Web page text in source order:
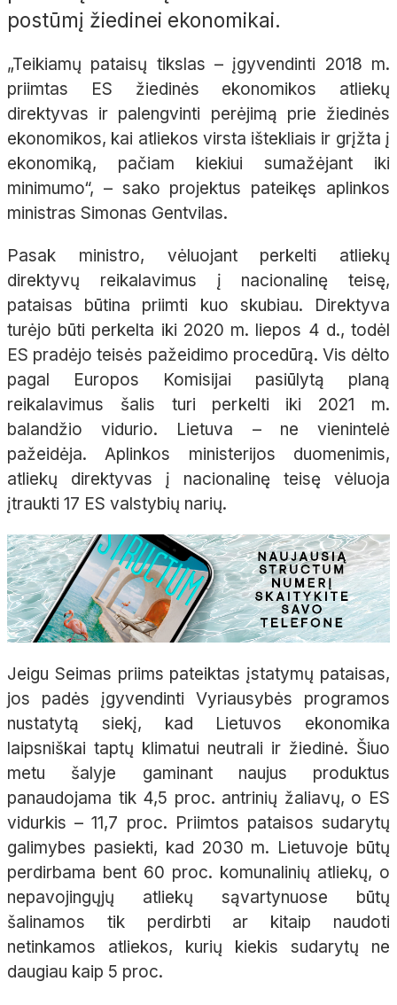
postūmį žiedinei ekonomikai.
„Teikiamų pataisų tikslas – įgyvendinti 2018 m.
priimtas ES žiedinės ekonomikos atliekų
direktyvas ir palengvinti perėjimą prie žiedinės
ekonomikos, kai atliekos virsta ištekliais ir grįžta į
ekonomiką, pačiam kiekiui sumažėjant iki
minimumo“, – sako projektus pateikęs aplinkos
ministras Simonas Gentvilas.
Pasak ministro, vėluojant perkelti atliekų
direktyvų reikalavimus į nacionalinę teisę,
pataisas būtina priimti kuo skubiau. Direktyva
turėjo būti perkelta iki 2020 m. liepos 4 d., todėl
ES pradėjo teisės pažeidimo procedūrą. Vis dėlto
pagal Europos Komisijai pasiūlytą planą
reikalavimus šalis turi perkelti iki 2021 m.
balandžio vidurio. Lietuva – ne vienintelė
pažeidėja. Aplinkos ministerijos duomenimis,
atliekų direktyvas į nacionalinę teisę vėluoja
įtraukti 17 ES valstybių narių.
Jeigu Seimas priims pateiktas įstatymų pataisas,
jos padės įgyvendinti Vyriausybės programos
nustatytą siekį, kad Lietuvos ekonomika
laipsniškai taptų klimatui neutrali ir žiedinė. Šiuo
metu šalyje gaminant naujus produktus
panaudojama tik 4,5 proc. antrinių žaliavų, o ES
vidurkis – 11,7 proc. Priimtos pataisos sudarytų
galimybes pasiekti, kad 2030 m. Lietuvoje būtų
perdirbama bent 60 proc. komunalinių atliekų, o
nepavojingųjų atliekų sąvartynuose būtų
šalinamos tik perdirbti ar kitaip naudoti
netinkamos atliekos, kurių kiekis sudarytų ne
daugiau kaip 5 proc.